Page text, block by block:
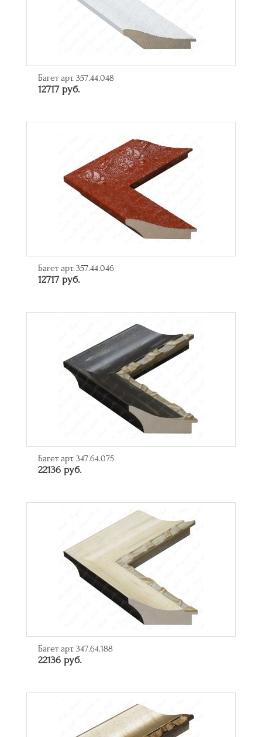
Багет арт. 357.44.048
12717 руб.
Багет арт. 357.44.046
12717 руб.
Багет арт. 347.64.075
22136 руб.
Багет арт. 347.64.188
22136 руб.